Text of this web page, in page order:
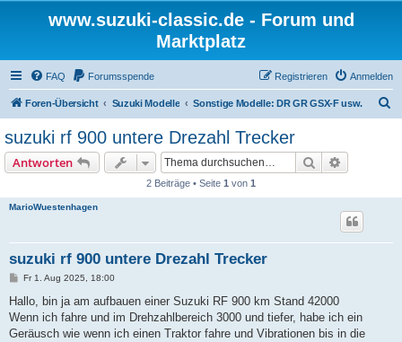
www.suzuki-classic.de - Forum und
Marktplatz
FAQ Forumsspende Anmelden
Registrieren
Foren-Übersicht Suzuki Modelle Sonstige Modelle: DR GR GSX-F usw.
suzuki rf 900 untere Drezahl Trecker
Antworten Suche
2 Beiträge • Seite 1 von 1
MarioWuestenhagen
suzuki rf 900 untere Drezahl Trecker
B
i
r
a
Fr 1. Aug 2025, 18:00
Hallo, bin ja am aufbauen einer Suzuki RF 900 km Stand 42000
Wenn ich fahre und im Drehzahlbereich 3000 und tiefer, habe ich ein
Geräusch wie wenn ich einen Traktor fahre und Vibrationen bis in die